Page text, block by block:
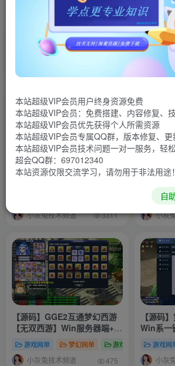
，共找到82个文章
用户 商品
评论 收藏
最新版笑傲西游-7月
# 梦幻
小灰兔技术频道 3311
小白梦幻
视频教
梦幻教
小灰
【源码】GGE2互通梦幻西游
【无双西游】Win服务器端+安
卓/PC客户端+全套源码+搭建
教程游戏网单 梦幻网单 游戏分享
小灰兔技术频道 475
【源码
Win系一
+GM工
教程游戏网
小灰
本站超级VIP会员用户终身资源免费
本站超级VIP会员：免费搭建、内容修复、
本站超级VIP会员优先获得个人所需资源
本站超级VIP会员专属QQ群，版本修复、
本站超级VIP会员技术问题一对一服务，轻
超会QQ群：697012340
本站资源仅限交流学习，请勿用于非法用途！
自